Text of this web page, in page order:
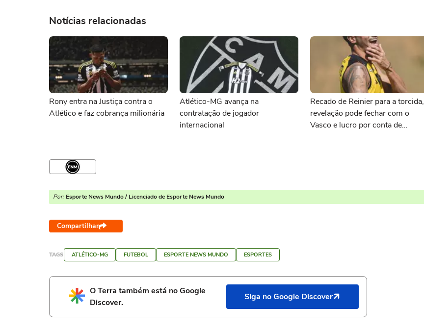
Notícias relacionadas
Rony entra na Justiça contra o
Atlético e faz cobrança milionária
Atlético-MG avança na
contratação de jogador
internacional
Recado de Reinier para a torcida,
revelação pode fechar com o
Vasco e lucro por conta de
Por: Esporte News Mundo / Licenciado de Esporte News Mundo
Compartilhar
TAGS ATLÉTICO-MG FUTEBOL ESPORTE NEWS MUNDO ESPORTES
O Terra também está no Google
Discover.
Siga no Google Discover